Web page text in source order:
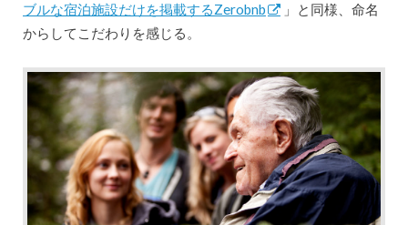
ブルな宿泊施設だけを掲載するZerobnb
」と同様、命名
からしてこだわりを感じる。